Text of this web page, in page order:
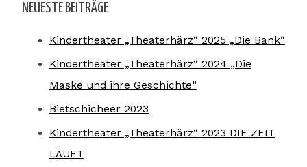
NEUESTE BEITRÄGE
Kindertheater „Theaterhärz“ 2025 „Die Bank“
Kindertheater „Theaterhärz“ 2024 „Die
Maske und ihre Geschichte“
Bietschicheer 2023
Kindertheater „Theaterhärz“ 2023 DIE ZEIT
LÄUFT